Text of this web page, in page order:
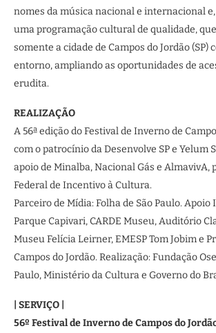
nomes da música nacional e internacional
uma programação cultural de qualidade,
somente a cidade de Campos do Jordão (SP)
entorno, ampliando as oportunidades de
erudita.
REALIZAÇÃO
A 56ª edição do Festival de Inverno de
com o patrocínio da Desenvolve SP e Yelum
apoio de Minalba, Nacional Gás e AlmavivA,
Federal de Incentivo à Cultura.
Parceiro de Mídia: Folha de São Paulo.
Parque Capivari, CARDE Museu, Auditório
Museu Felícia Leirner, EMESP Tom Jobim e
Campos do Jordão. Realização: Fundação
Paulo, Ministério da Cultura e Governo do
| SERVIÇO |
56º Festival de Inverno de Campos do